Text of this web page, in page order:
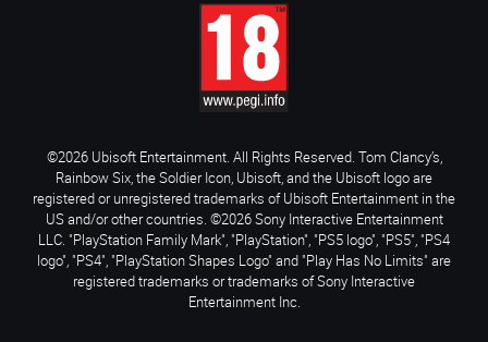
©2026 Ubisoft Entertainment. All Rights Reserved. Tom Clancy’s,
Rainbow Six, the Soldier Icon, Ubisoft, and the Ubisoft logo are
registered or unregistered trademarks of Ubisoft Entertainment in the
US and/or other countries. ©2026 Sony Interactive Entertainment
LLC. "PlayStation Family Mark", "PlayStation", "PS5 logo", "PS5", "PS4
logo", "PS4", "PlayStation Shapes Logo" and "Play Has No Limits" are
registered trademarks or trademarks of Sony Interactive
Entertainment Inc.